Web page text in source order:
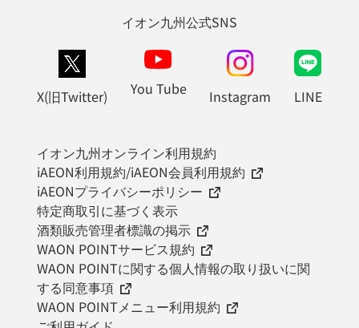
イオン九州公式SNS
X(旧Twitter) You Tube Instagram LINE
イオン九州オンライン利用規約
iAEON利用規約/iAEON会員利用規約
iAEONプライバシーポリシー
特定商取引に基づく表示
酒類販売管理者標識の掲示
WAON POINTサービス規約
WAON POINTに関する個人情報の取り扱いに関
する同意事項
WAON POINTメニュー利用規約